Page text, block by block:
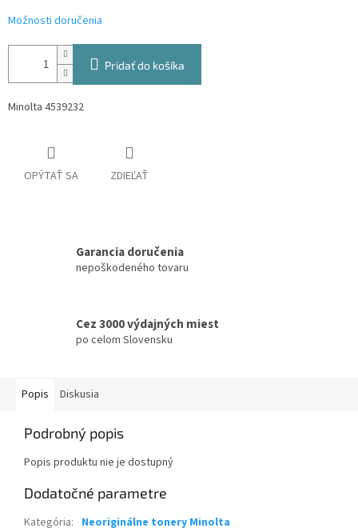
Možnosti doručenia
Pridať do košíka
Minolta 4539232
OPÝTAŤ SA ZDIEĽAŤ
Garancia doručenia
nepoškodeného tovaru
Cez 3000 výdajných miest
po celom Slovensku
Popis Diskusia
Podrobný popis
Popis produktu nie je dostupný
Dodatočné parametre
Kategória: Neoriginálne tonery Minolta